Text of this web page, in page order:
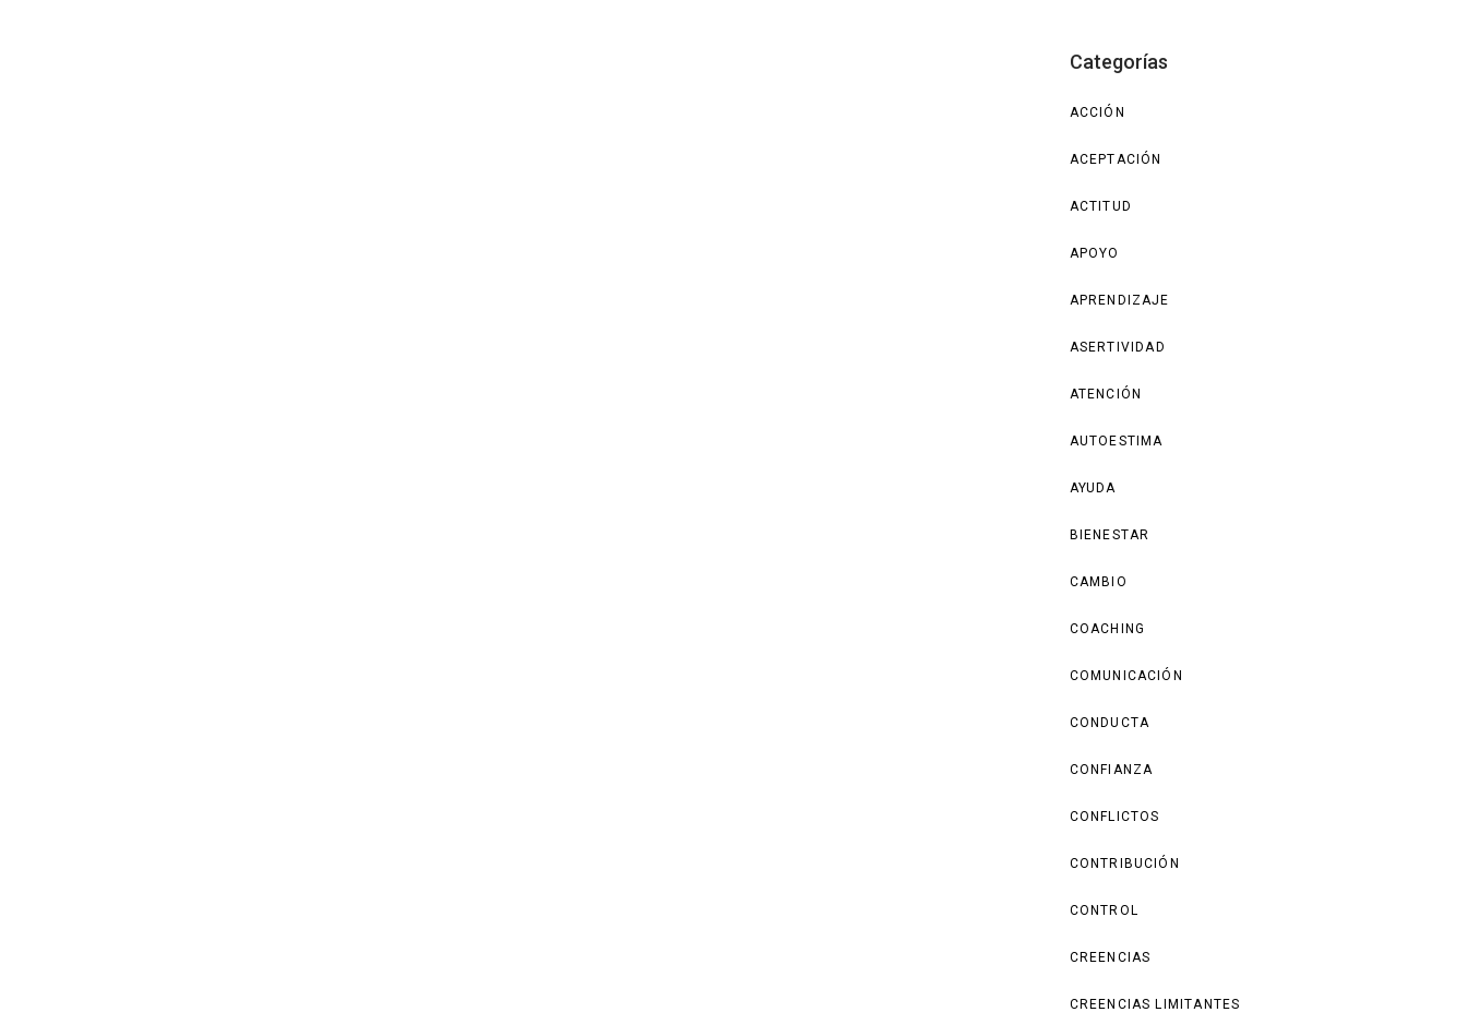
Categorías
ACCIÓN
ACEPTACIÓN
ACTITUD
APOYO
APRENDIZAJE
ASERTIVIDAD
ATENCIÓN
AUTOESTIMA
AYUDA
BIENESTAR
CAMBIO
COACHING
COMUNICACIÓN
CONDUCTA
CONFIANZA
CONFLICTOS
CONTRIBUCIÓN
CONTROL
CREENCIAS
CREENCIAS LIMITANTES